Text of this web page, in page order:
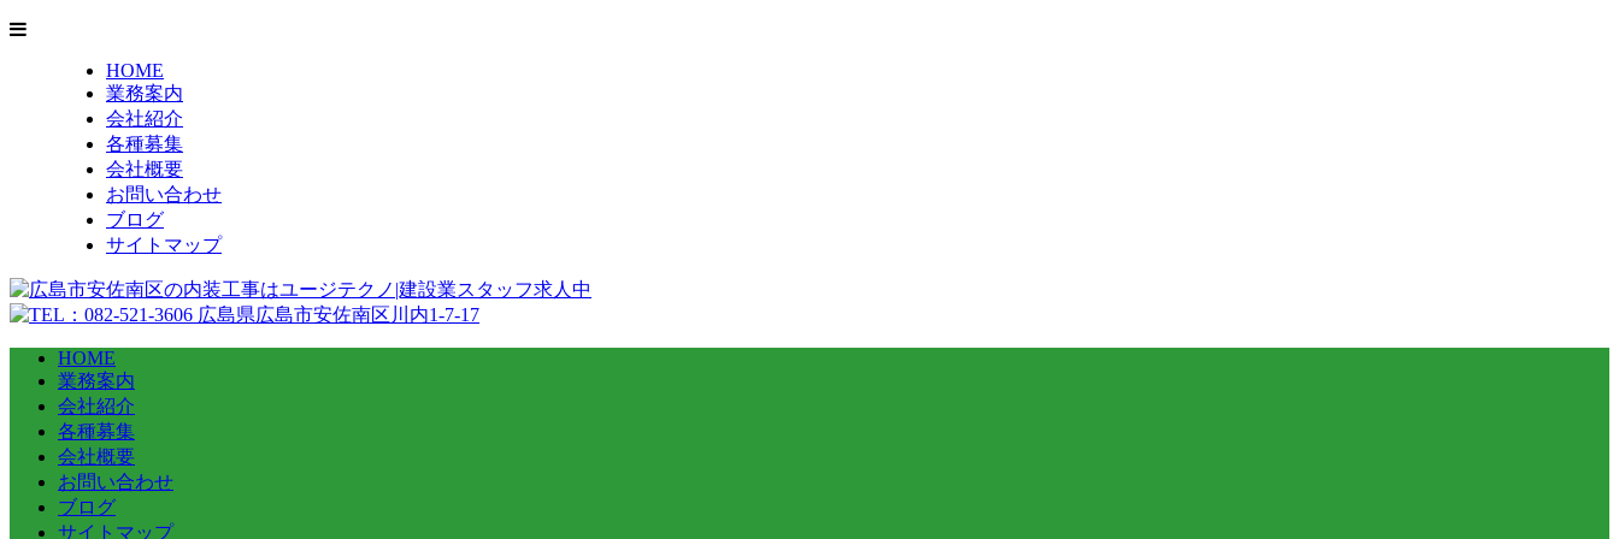
HOME
業務案内
会社紹介
各種募集
会社概要
お問い合わせ
ブログ
サイトマップ
HOME
業務案内
会社紹介
各種募集
会社概要
お問い合わせ
ブログ
サイトマップ